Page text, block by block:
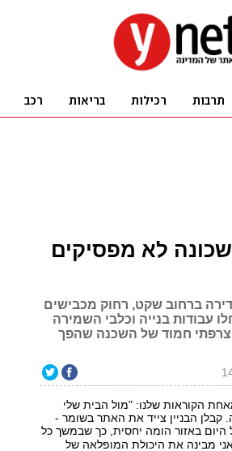
לא מפסיקים
ברחוב שקט, רחוק מכבישים
עבודות בנייה וכלבי השמירה
חמוד של השכנה שהפך
הקוראות שלנו: "מול הבית שלי
קבלן הבניין צייד את האתר בשומר -
באזור הומה יחסית, כך שבמשך כל
מבינה את היכולת המופלאה של